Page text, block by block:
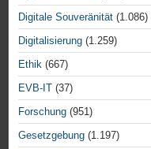
Digitale Souveränität (1.086)
Digitalisierung (1.259)
Ethik (667)
EVB-IT (37)
Forschung (951)
Gesetzgebung (1.197)